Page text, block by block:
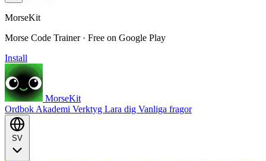
MorseKit
Morse Code Trainer · Free on Google Play
Install
MorseKit
Ordbok Akademi Verktyg Lara dig Vanliga fragor